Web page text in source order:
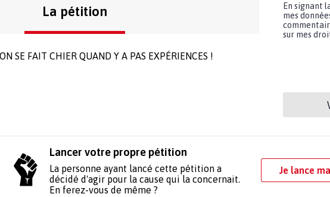
La pétition
SE FAIT CHIER QUAND Y A PAS EXPÉRIENCES !
En signant
mes
sur mes
Lancer votre propre pétition
La personne ayant lancé cette pétition a
décidé d'agir pour la cause qui la concernait.
En ferez-vous de même ?
Je lance